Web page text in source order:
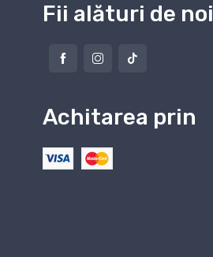
Fii alături de noi
Achitarea prin